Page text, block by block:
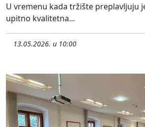
U vremenu kada tržište preplavljuju
upitno kvalitetna...
13.05.2026. u 10:00